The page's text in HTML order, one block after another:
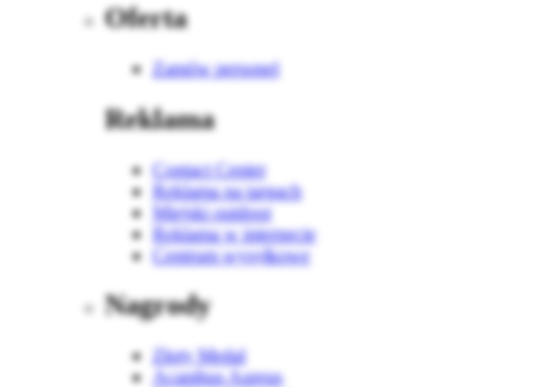
Oferta
Zamów personel
Reklama
Contact Center
Reklama na targach
Miejski outdoor
Reklama w internecie
Centrum wysyłkowe
Nagrody
Złoty Medal
Acanthus Aureus